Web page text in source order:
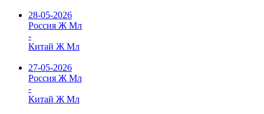
28-05-2026
Россия Ж Мл
-
Китай Ж Мл
27-05-2026
Россия Ж Мл
-
Китай Ж Мл